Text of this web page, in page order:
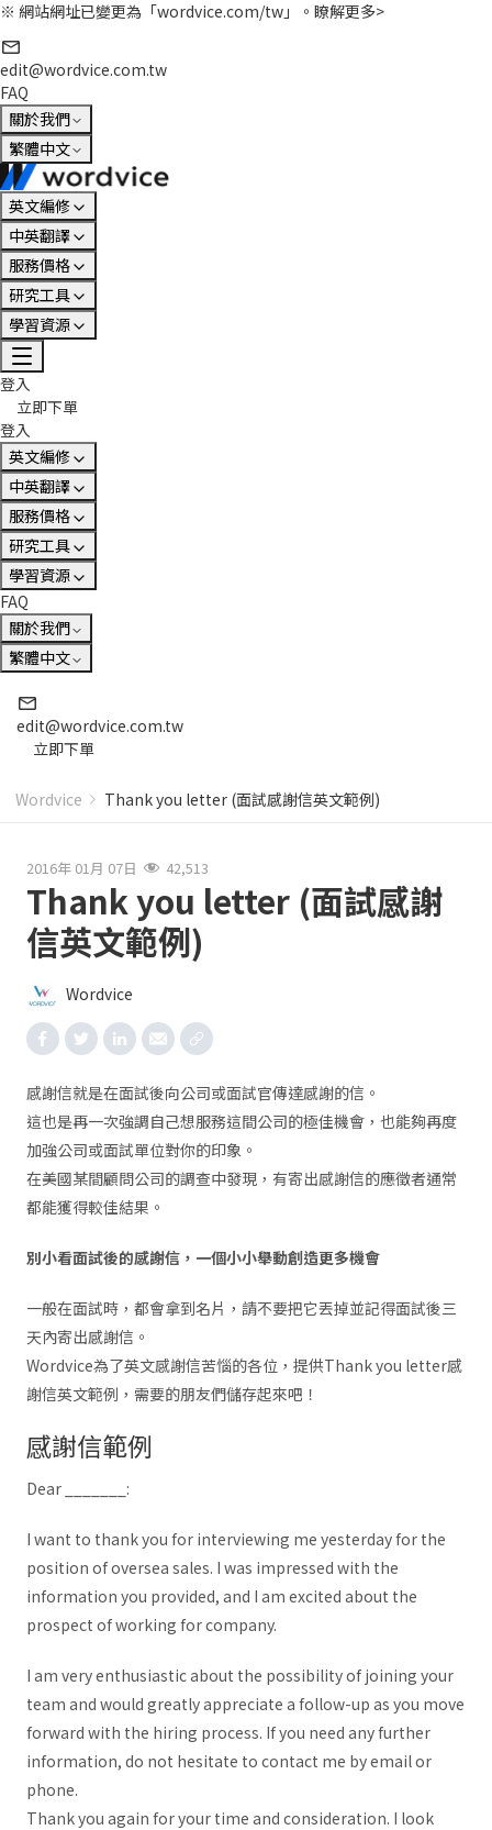
※ 網站網址已變更為「wordvice.com/tw」。 瞭解更多>
edit@wordvice.com.tw
FAQ
關於我們
繁體中文
英文編修
中英翻譯
服務價格
研究工具
學習資源
登入
立即下單
登入
英文編修
中英翻譯
服務價格
研究工具
學習資源
FAQ
關於我們
繁體中文
edit@wordvice.com.tw
立即下單
Wordvice Thank you letter (面試感謝信英文範例)
2016年 01月 07日 42,513
Thank you letter (面試感謝
信英文範例)
Wordvice
感謝信就是在面試後向公司或面試官傳達感謝的信。
這也是再一次強調自己想服務這間公司的極佳機會，也能夠再度
加強公司或面試單位對你的印象。
在美國某間顧問公司的調查中發現，有寄出感謝信的應徵者通常
都能獲得較佳結果。
別小看面試後的感謝信，一個小小舉動創造更多機會
一般在面試時，都會拿到名片，請不要把它丟掉並記得面試後三
天內寄出感謝信。
Wordvice為了英文感謝信苦惱的各位，提供Thank you letter感
謝信英文範例，需要的朋友們儲存起來吧！
感謝信範例
Dear _______:
I want to thank you for interviewing me yesterday for the
position of oversea sales. I was impressed with the
information you provided, and I am excited about the
prospect of working for company.
I am very enthusiastic about the possibility of joining your
team and would greatly appreciate a follow-up as you move
forward with the hiring process. If you need any further
information, do not hesitate to contact me by email or
phone.
Thank you again for your time and consideration. I look